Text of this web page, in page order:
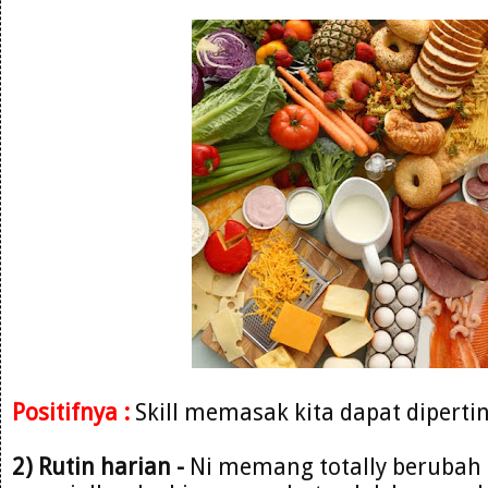
Positifnya : Skill memasak kita dapat
2) Rutin harian - Ni memang totally berubah